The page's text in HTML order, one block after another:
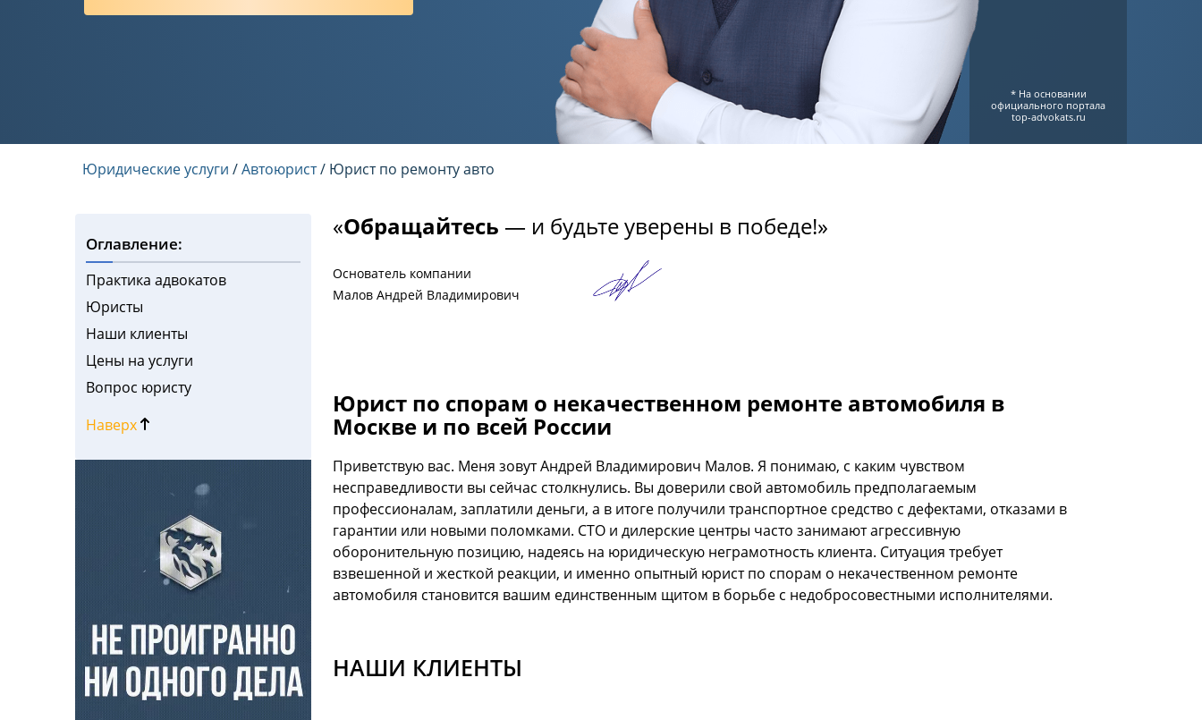
* На основании
официального портала
top-advokats.ru
Юридические услуги /Автоюрист/ Юрист по ремонту авто
Оглавление:
Практика адвокатов
Юристы
Наши клиенты
Цены на услуги
Вопрос юристу
Наверх
«Обращайтесь — и будьте уверены в победе!»
Основатель компании
Малов Андрей Владимирович
Юрист по спорам о некачественном ремонте автомобиля в
Москве и по всей России
Приветствую вас. Меня зовут Андрей Владимирович Малов. Я понимаю, с каким чувством
несправедливости вы сейчас столкнулись. Вы доверили свой автомобиль предполагаемым
профессионалам, заплатили деньги, а в итоге получили транспортное средство с дефектами, отказами в
гарантии или новыми поломками. СТО и дилерские центры часто занимают агрессивную
оборонительную позицию, надеясь на юридическую неграмотность клиента. Ситуация требует
взвешенной и жесткой реакции, и именно опытный юрист по спорам о некачественном ремонте
автомобиля становится вашим единственным щитом в борьбе с недобросовестными исполнителями.
НАШИ КЛИЕНТЫ